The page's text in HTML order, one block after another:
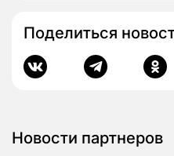
Поделиться
Новости партнеров